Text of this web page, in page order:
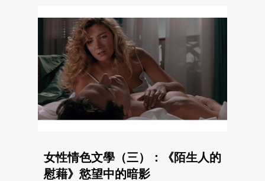
女性情色文學（三）：《陌生人的
慰藉》慾望中的暗影